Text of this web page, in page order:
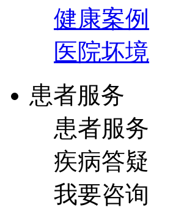
健康案例
医院坏境
患者服务
患者服务
疾病答疑
我要咨询